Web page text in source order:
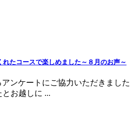
れたコースで楽しめました～８月のお声～
ンケートにご協力いただきました
お越しに ...